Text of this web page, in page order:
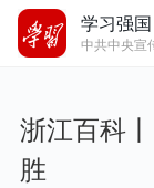
学习强国
中共中央宣
浙江百科
胜